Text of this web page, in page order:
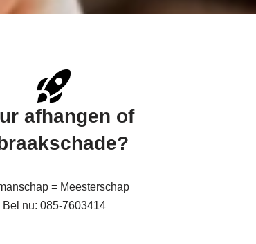
afhangen of
= Meesterschap
Bel nu: 085-7603414